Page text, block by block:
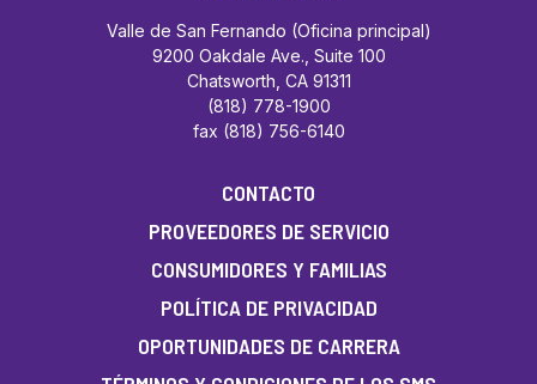
Valle de San Fernando (Oficina principal)
9200 Oakdale Ave., Suite 100
Chatsworth, CA 91311
(818) 778-1900
fax (818) 756-6140
CONTACTO
PROVEEDORES DE SERVICIO
CONSUMIDORES Y FAMILIAS
POLÍTICA DE PRIVACIDAD
OPORTUNIDADES DE CARRERA